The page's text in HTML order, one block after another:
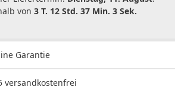
von 3 T. 12 Std. 37 Min. 3 Sek.
Garantie
versandkostenfrei